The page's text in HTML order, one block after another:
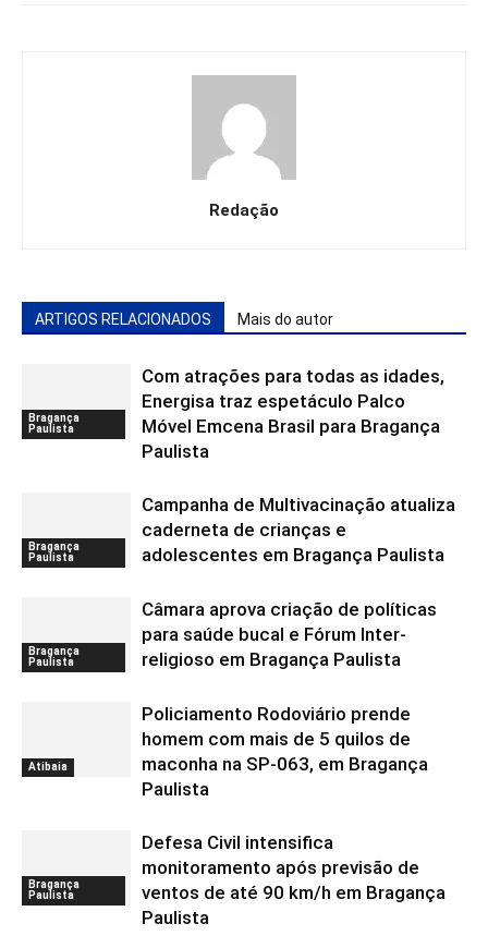
Redação
ARTIGOS RELACIONADOS Mais do autor
Bragança
Paulista
Com atrações para todas as idades,
Energisa traz espetáculo Palco
Móvel Emcena Brasil para Bragança
Paulista
Bragança
Paulista
Campanha de Multivacinação atualiza
caderneta de crianças e
adolescentes em Bragança Paulista
Bragança
Paulista
Câmara aprova criação de políticas
para saúde bucal e Fórum Inter-
religioso em Bragança Paulista
Atibaia
Policiamento Rodoviário prende
homem com mais de 5 quilos de
maconha na SP-063, em Bragança
Paulista
Bragança
Paulista
Defesa Civil intensifica
monitoramento após previsão de
ventos de até 90 km/h em Bragança
Paulista